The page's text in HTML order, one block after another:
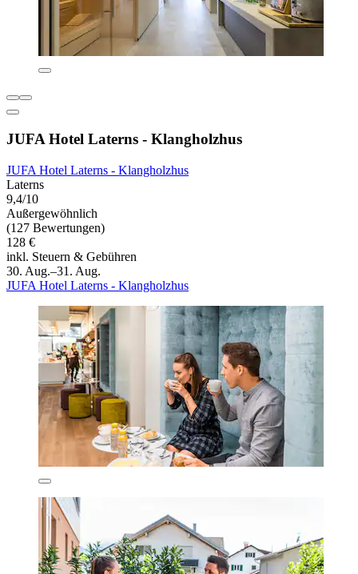
JUFA Hotel Laterns - Klangholzhus
JUFA Hotel Laterns - Klangholzhus
Laterns
9,4/10
Außergewöhnlich
(127 Bewertungen)
128 €
inkl. Steuern & Gebühren
30. Aug.–31. Aug.
JUFA Hotel Laterns - Klangholzhus